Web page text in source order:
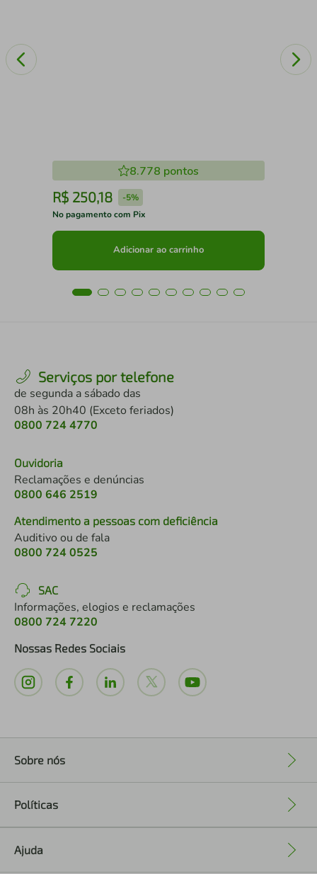
8.778 pontos
R$ 250,18 -5%
No pagamento com Pix
Adicionar ao carrinho
Serviços por telefone
de segunda a sábado das
08h às 20h40 (Exceto feriados)
0800 724 4770
Ouvidoria
Reclamações e denúncias
0800 646 2519
Atendimento a pessoas com deficiência
Auditivo ou de fala
0800 724 0525
SAC
Informações, elogios e reclamações
0800 724 7220
Nossas Redes Sociais
Sobre nós
Políticas
Ajuda